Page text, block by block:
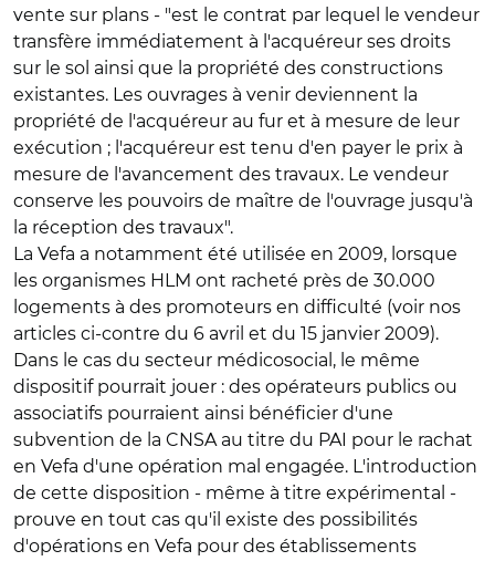
vente sur plans - "est le contrat par lequel le vendeur
transfère immédiatement à l'acquéreur ses droits
sur le sol ainsi que la propriété des constructions
existantes. Les ouvrages à venir deviennent la
propriété de l'acquéreur au fur et à mesure de leur
exécution ; l'acquéreur est tenu d'en payer le prix à
mesure de l'avancement des travaux. Le vendeur
conserve les pouvoirs de maître de l'ouvrage jusqu'à
la réception des travaux".
La Vefa a notamment été utilisée en 2009, lorsque
les organismes HLM ont racheté près de 30.000
logements à des promoteurs en difficulté (voir nos
articles ci-contre du 6 avril et du 15 janvier 2009).
Dans le cas du secteur médicosocial, le même
dispositif pourrait jouer : des opérateurs publics ou
associatifs pourraient ainsi bénéficier d'une
subvention de la CNSA au titre du PAI pour le rachat
en Vefa d'une opération mal engagée. L'introduction
de cette disposition - même à titre expérimental -
prouve en tout cas qu'il existe des possibilités
d'opérations en Vefa pour des établissements